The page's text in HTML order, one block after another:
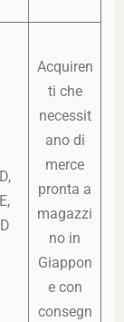
Acquiren
ti che
necessit
ano di
merce
pronta a
magazzi
no in
Giappon
e con
consegn